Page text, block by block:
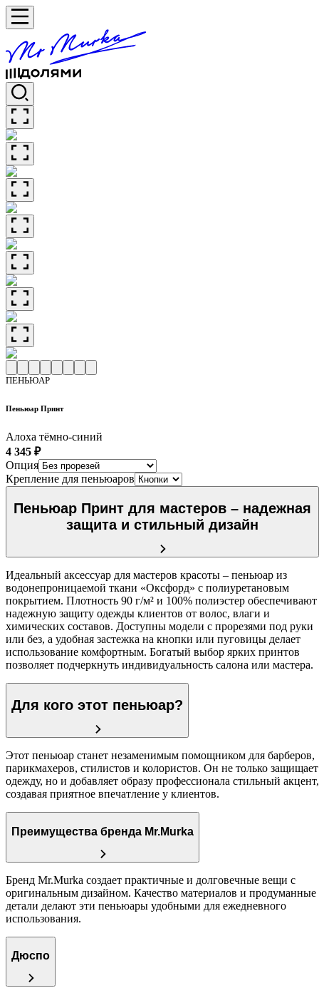
ПЕНЬЮАР
Пеньюар Принт
Алоха тёмно-синий
4 345 ₽
Опция
Крепление для пеньюаров
Пеньюар Принт для мастеров – надежная
защита и стильный дизайн
Идеальный аксессуар для мастеров красоты – пеньюар из
водонепроницаемой ткани «Оксфорд» с полиуретановым
покрытием. Плотность 90 г/м² и 100% полиэстер обеспечивают
надежную защиту одежды клиентов от волос, влаги и
химических составов. Доступны модели с прорезями под руки
или без, а удобная застежка на кнопки или пуговицы делает
использование комфортным. Богатый выбор ярких принтов
позволяет подчеркнуть индивидуальность салона или мастера.
Для кого этот пеньюар?
Этот пеньюар станет незаменимым помощником для барберов,
парикмахеров, стилистов и колористов. Он не только защищает
одежду, но и добавляет образу профессионала стильный акцент,
создавая приятное впечатление у клиентов.
Преимущества бренда Mr.Murka
Бренд Mr.Murka создает практичные и долговечные вещи с
оригинальным дизайном. Качество материалов и продуманные
детали делают эти пеньюары удобными для ежедневного
использования.
Дюспо